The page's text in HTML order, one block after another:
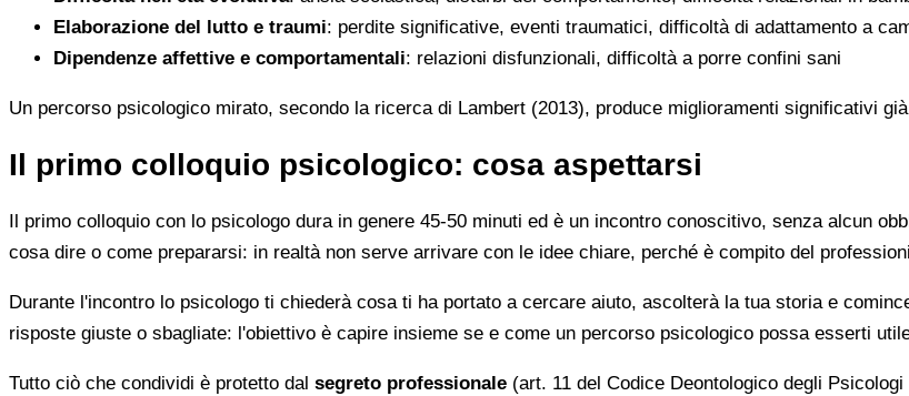
Elaborazione del lutto e traumi: perdite significative, eventi traumatici, difficoltà di adattamento a
Dipendenze affettive e comportamentali: relazioni disfunzionali, difficoltà a porre confini sani
Un percorso psicologico mirato, secondo la ricerca di Lambert (2013), produce miglioramenti significativi
Il primo colloquio psicologico: cosa aspettarsi
Il primo colloquio con lo psicologo dura in genere 45-50 minuti ed è un incontro conoscitivo, senza alcun
cosa dire o come prepararsi: in realtà non serve arrivare con le idee chiare, perché è compito del
Durante l'incontro lo psicologo ti chiederà cosa ti ha portato a cercare aiuto, ascolterà la tua storia e
risposte giuste o sbagliate: l'obiettivo è capire insieme se e come un percorso psicologico possa esserti
Tutto ciò che condividi è protetto dal segreto professionale (art. 11 del Codice Deontologico degli